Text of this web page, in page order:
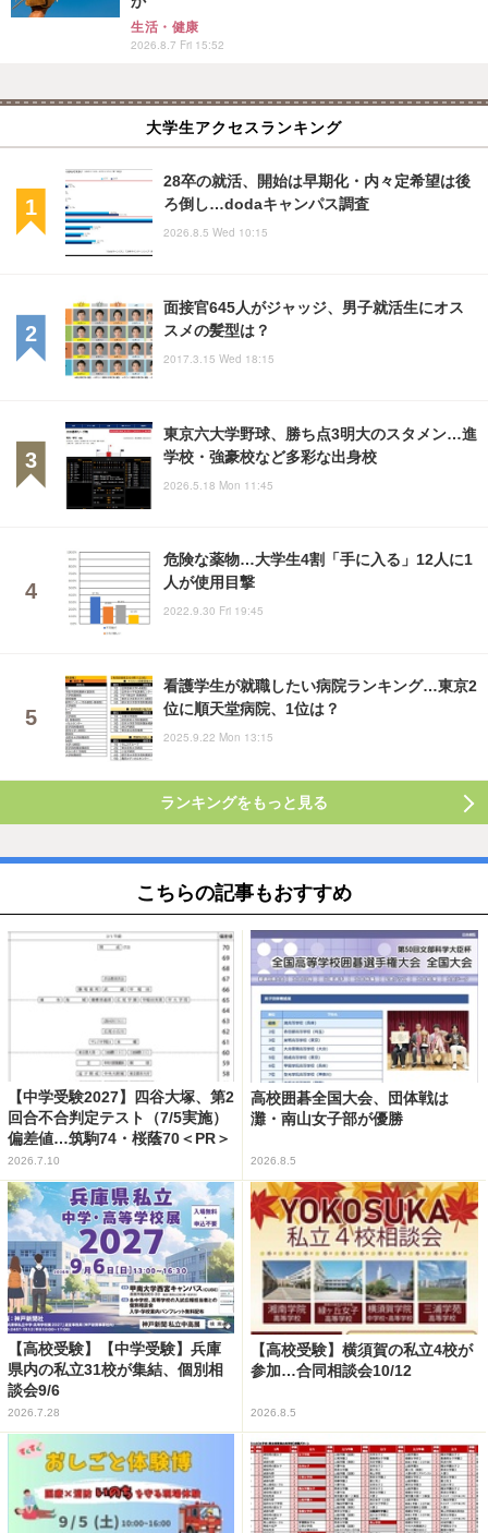
生活・健康
2026.8.7 Fri 15:52
大学生アクセスランキング
28卒の就活、開始は早期化・内々定希望は後
ろ倒し…dodaキャンパス調査
2026.8.5 Wed 10:15
面接官645人がジャッジ、男子就活生にオス
スメの髪型は？
2017.3.15 Wed 18:15
東京六大学野球、勝ち点3明大のスタメン…進
学校・強豪校など多彩な出身校
2026.5.18 Mon 11:45
危険な薬物…大学生4割「手に入る」12人に1
人が使用目撃
2022.9.30 Fri 19:45
看護学生が就職したい病院ランキング…東京2
位に順天堂病院、1位は？
2025.9.22 Mon 13:15
ランキングをもっと見る
こちらの記事もおすすめ
【中学受験2027】四谷大塚、第2
回合不合判定テスト（7/5実施）
偏差値…筑駒74・桜蔭70＜PR＞
2026.7.10
高校囲碁全国大会、団体戦は
灘・南山女子部が優勝
2026.8.5
【高校受験】【中学受験】兵庫
県内の私立31校が集結、個別相
談会9/6
2026.7.28
【高校受験】横須賀の私立4校が
参加…合同相談会10/12
2026.8.5